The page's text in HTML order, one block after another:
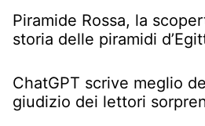
Piramide Rossa, la
storia delle piramidi
ChatGPT scrive meglio
giudizio dei lettori